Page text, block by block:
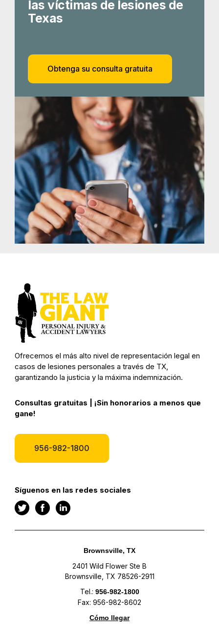
las víctimas de lesiones de
Texas
Obtenga su consulta gratuita
Ofrecemos el más alto nivel de representación legal en
casos de lesiones personales a través de TX,
garantizando la justicia y la máxima indemnización.
Consultas gratuitas | ¡Sin honorarios a menos que
gane!
956-982-1800
Síguenos en las redes sociales
Brownsville, TX
2401 Wild Flower Ste B
Brownsville, TX 78526-2911
Tel.: 956-982-1800
Fax: 956-982-8602
Cómo llegar